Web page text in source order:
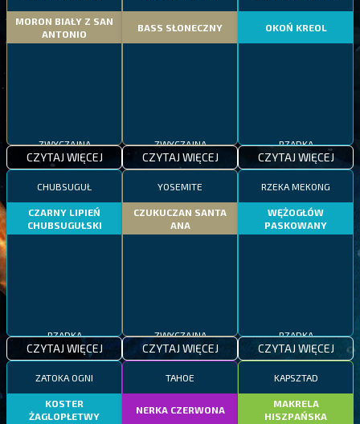
MORON BIAŁY Z SAN
ANTONIO
ZWYCZAJNA
CZYTAJ WIĘCEJ
BASS SŁONECZNY
ZWYCZAJNA
CZYTAJ WIĘCEJ
OKOŃ KREOL
RZADKA
CZYTAJ WIĘCEJ
CHUBSUGUŁ
CZARNY LIPIEŃ
CHUBSUGUŁSKI
RZADKA
CZYTAJ WIĘCEJ
YOSEMITE
CZUKUCZAN SANTA
ANA
ZWYCZAJNA
CZYTAJ WIĘCEJ
RZEKA MEKONG
WĘŻOGŁÓW
PASKOWANY
RZADKA
CZYTAJ WIĘCEJ
ZATOKA OGNI
KOSTER
ŻAGLOPŁETWY
TAHOE
NERKA CZERWONA
KAPSZTAD
MAKRELA
HISZPAŃSKA